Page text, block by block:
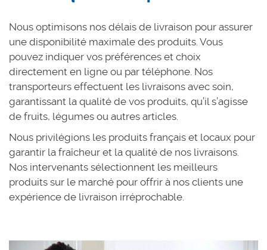
Nous optimisons nos délais de livraison pour assurer
une disponibilité maximale des produits. Vous
pouvez indiquer vos préférences et choix
directement en ligne ou par téléphone. Nos
transporteurs effectuent les livraisons avec soin,
garantissant la qualité de vos produits, qu’il s’agisse
de fruits, légumes ou autres articles.
Nous privilégions les produits français et locaux pour
garantir la fraîcheur et la qualité de nos livraisons.
Nos intervenants sélectionnent les meilleurs
produits sur le marché pour offrir à nos clients une
expérience de livraison irréprochable.